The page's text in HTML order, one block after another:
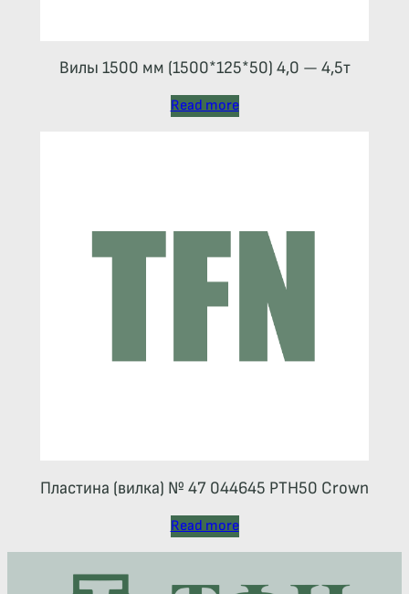
Вилы 1500 мм (1500*125*50) 4,0 — 4,5т
Read more
Пластина (вилка) № 47 044645 РТН50 Crown
Read more